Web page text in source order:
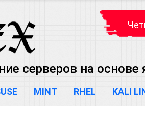
серверов на основе
MINT RHEL KALI